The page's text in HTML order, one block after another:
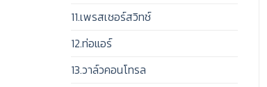
11.เพรสเชอร์สวิทช์
12.ท่อแอร์
13.วาล์วคอนโทรล